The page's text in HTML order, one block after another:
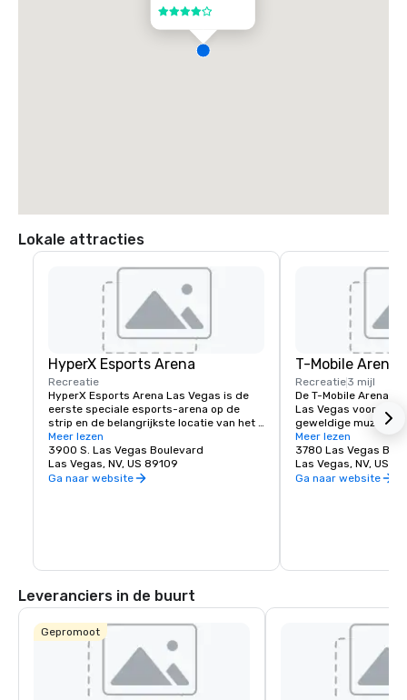
4 van 5
Lokale attracties
HyperX Esports Arena
Recreatie
HyperX Esports Arena Las Vegas is de
eerste speciale esports-arena op de
strip en de belangrijkste locatie van het
wereldwijde vastgoednetwerk van Allied
Esports in Noord-Amerika, Europa en
China. De ultramoderne arena is niet
alleen een bestemming van wereldklasse
evenementen. De locatie beschikt over
retro videogamelounge.
Meer lezen
3900 S. Las Vegas Boulevard
Las Vegas, NV, US 89109
Ga naar website
T-Mobile Arena
Recreatie3 mijl
De T-Mobile Arena
Las Vegas voor live-
geweldige
sportevenementen
nieuwe standaard
entertainment
het het het beste in
Meer lezen
3780 Las Vegas
Las Vegas, NV, US
Ga naar website
Leveranciers in de buurt
Gepromoot